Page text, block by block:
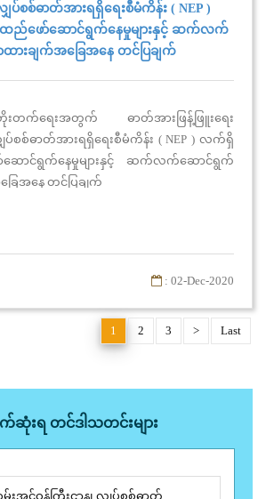
ပ်စစ်ဓာတ်အားရရှိရေးစီမံကိန်း ( NEP )
ဖော်ဆောင်ရွက်နေမှုများနှင့် ဆက်လက်
ားချက်အခြေအနေ တင်ပြချက်
တိုးတက်ရေးအတွက် ဓာတ်အားဖြန့်ဖြူးရေး
ပ်စစ်ဓာတ်အားရရှိရေးစီမံကိန်း ( NEP ) လက်ရှိ
ောင်ရွက်နေမှုများနှင့် ဆက်လက်ဆောင်ရွက်
ေအနေ တင်ပြချက်
: 02-Dec-2020
1 2 3 > Last
က်ဆုံးရ တင်ဒါသတင်းများ
းအင်ဝန်ကြီးဌာန၊ လျှပ်စစ်ဓာတ်